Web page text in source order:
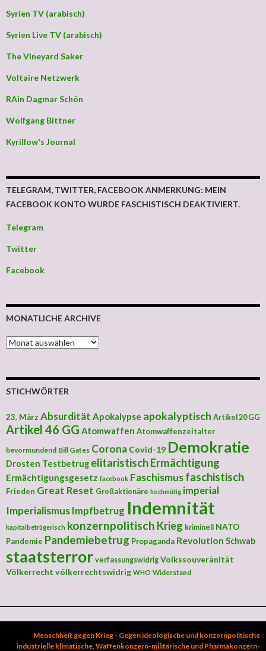
Syrien TV (arabisch)
Syrien Live TV (arabisch)
The Vineyard Saker
Voltaire Netzwerk
RAin Dagmar Schön
Wolfgang Bittner
Kyrillow's Journal
TELEGRAM, TWITTER, FACEBOOK ANMERKUNG: MEIN
FACEBOOK KONTO WURDE FASCHISTISCH DEAKTIVIERT.
Telegram
Twitter
Facebook
MONATLICHE ARCHIVE
MONATLICHE ARCHIVE
STICHWÖRTER
23. März Absurdität Apokalypse apokalyptisch Artikel 20 GG
Artikel 46 GG Atomwaffen Atomwaffenzeitalter
bevormundend Bill Gates Corona Covid-19 Demokratie
Drosten Testbetrug elitaristischErmächtigung
Ermächtigungsgesetz facebook Faschismusfaschistisch
Frieden Great Reset Großaktionäre hochmütig imperial
Imperialismus Impfbetrug Indemnität
kapitalbetrügerisch konzernpolitisch Krieg kriminell
NATO
Pandemie Pandemiebetrug Propaganda Revolution Schwab
staatsterror verfassungswidrig Volkssouveränität
Völkerrecht völkerrechtswidrig WHO Widerstand
Menschheit gegen Krieg - Gegen ideologische und konzernpolitische
industrielle klimatische, Waffenkonzern-militärische und Pharmakonzern-